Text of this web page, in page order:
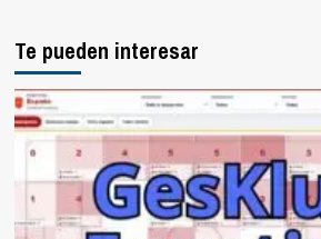
Te pueden interesar